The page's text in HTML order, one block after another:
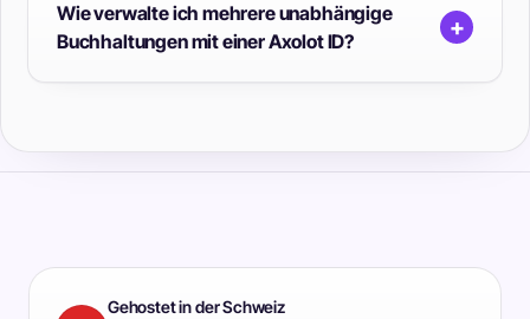
Wie verwalte ich mehrere unabhängige
Buchhaltungen mit einer Axolot ID?
+
Gehostet in der Schweiz